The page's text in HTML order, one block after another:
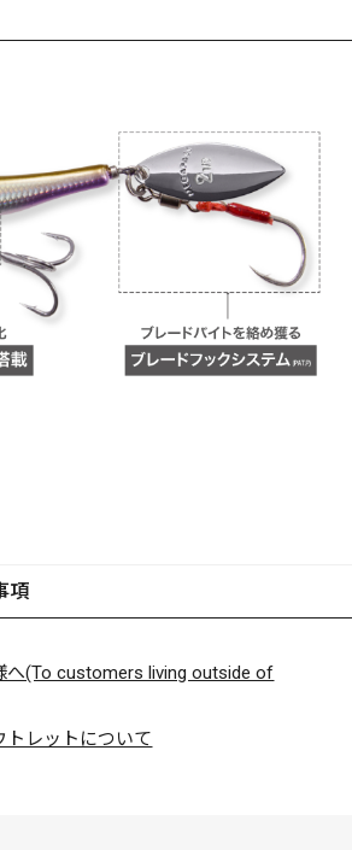
項
へ(To customers living outside of
トレットについて